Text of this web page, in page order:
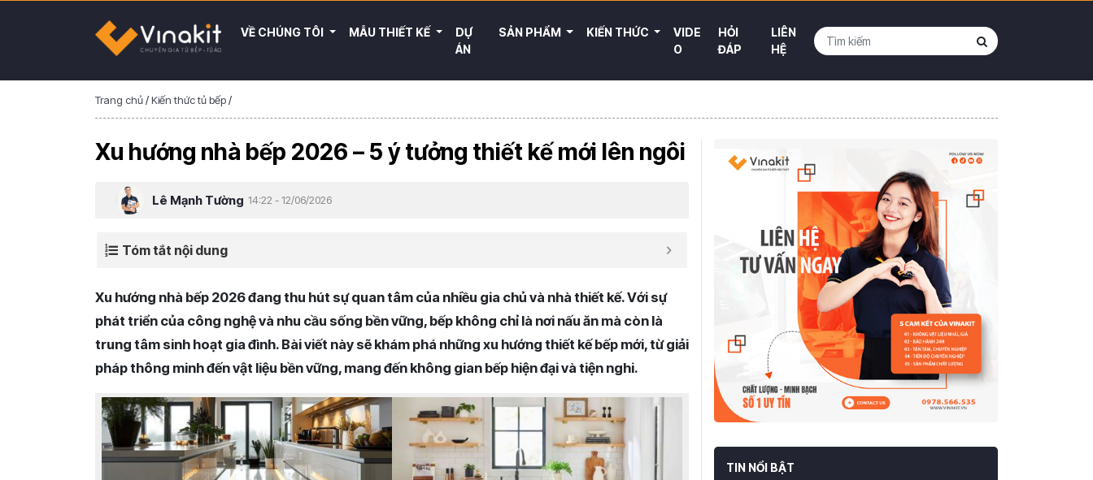
VỀ CHÚNG TÔI MẪU THIẾT KẾ
DỰ
ÁN
SẢN PHẨM KIẾN THỨC
VIDE
O
HỎI
ĐÁP
LIÊN
HỆ
Trang chủ/Kiến thức tủ bếp/
Xu hướng nhà bếp 2026 – 5 ý tưởng thiết kế mới lên ngôi
Lê Mạnh Tường 14:22 - 12/06/2026
Tóm tắt nội dung
Xu hướng nhà bếp 2026 đang thu hút sự quan tâm của nhiều gia chủ và nhà thiết kế. Với sự
phát triển của công nghệ và nhu cầu sống bền vững, bếp không chỉ là nơi nấu ăn mà còn là
trung tâm sinh hoạt gia đình. Bài viết này sẽ khám phá những xu hướng thiết kế bếp mới, từ giải
pháp thông minh đến vật liệu bền vững, mang đến không gian bếp hiện đại và tiện nghi.
TIN NỔI BẬT